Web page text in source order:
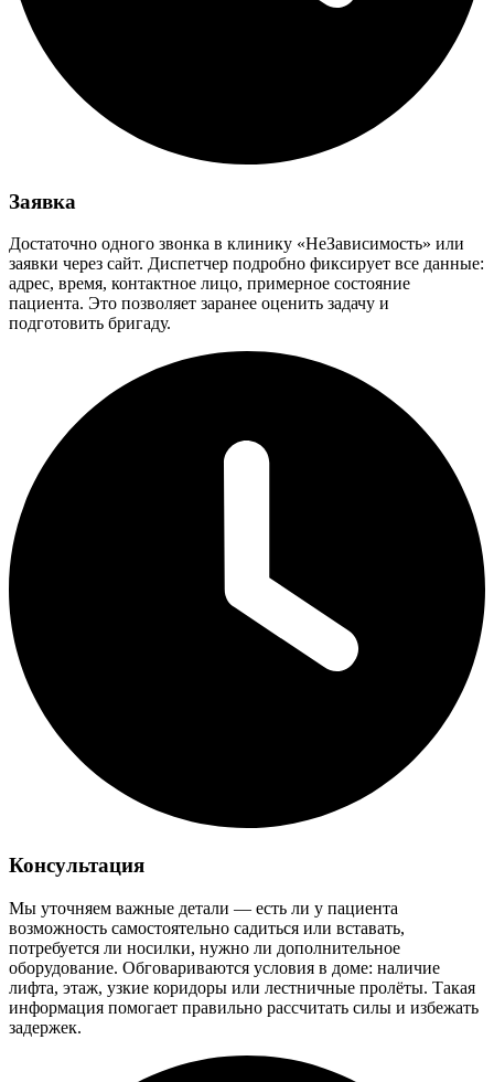
Заявка
Достаточно одного звонка в клинику «НеЗависимость» или
заявки через сайт. Диспетчер подробно фиксирует все данные:
адрес, время, контактное лицо, примерное состояние
пациента. Это позволяет заранее оценить задачу и
подготовить бригаду.
Консультация
Мы уточняем важные детали — есть ли у пациента
возможность самостоятельно садиться или вставать,
потребуется ли носилки, нужно ли дополнительное
оборудование. Обговариваются условия в доме: наличие
лифта, этаж, узкие коридоры или лестничные пролёты. Такая
информация помогает правильно рассчитать силы и избежать
задержек.